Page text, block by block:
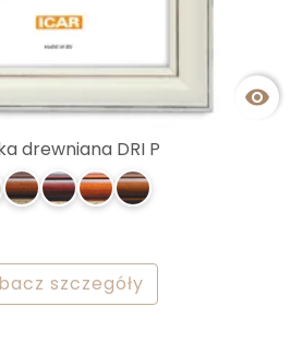

drewniana DRI P
szczegóły